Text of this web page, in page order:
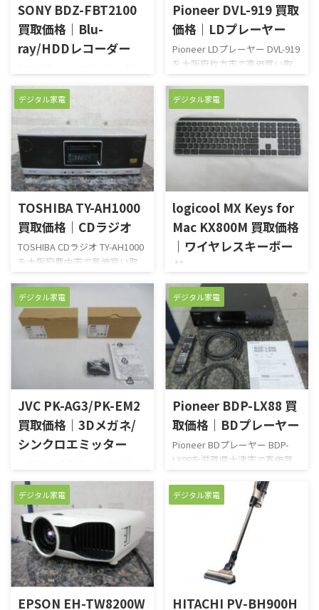
SONY BDZ-FBT2100
買取価格｜Blu-
ray/HDDレコーダー
BDZ-FBT2100を神奈川県秦野
市で高価買い取りさせていた
だきました。賢い3つの録画機
能により録画を逃すことな
く、またフォーカスしたもの
を自動で録画できる優れもの
のレコーダーです。4Kチュー
ナー内蔵で最大3番組同時録画
が可能なので、録画したい番組
2TBの内臓HDDで大容量です。
他に4TBと6TBのモデルを販売
しています。昨年購入したもの
できる機能のものの方が自分
のライフスタイルにはあってい
ると感じそちらに ...
Pioneer DVL-919 買取
価格｜LDプレーヤー
Pioneer LDプレーヤー DVL-919
を大阪府枚方市で高価買い取
りさせていただきました。
DVD、CDも再生可能なLDプレ
ーヤーで、LDの両面自動再生
も行える機種です。パイオニア
からは数多くのLDプレーヤー
が発売され高級機も数多く輩
験、技術が詰まっているので安
圧倒しています。今回は使用さ
れずに押し入れに眠っていたも
のを査定してほしいとお電話
いただきました。LDは現地に
ないということなので簡単に
動作確認できるものを持参さ
せていただきました。問題な
く動作 ...
デジタル家電
TOSHIBA TY-AH1000
買取価格｜CDラジオ
TOSHIBA CDラジオ TY-AH1000
を大阪府豊中市で高価買い取
りさせていただきました。東
芝製のハイレゾ対応のCDラジ
オです。CD再生、FM/AMラジ
オのほかにブルートゥース接
続、USB入力、SDカードでの
再生もできるオールインワンタ
イプで、操作性の容易さから高
齢の方でも扱いやすい商品と
レックスブランドとして販売
されたものなのでオーディオフ
ァンの方も盛り上がりまし
たが、今はスマホ一台で完結
してしまい、ほとんど使用す
る機会がなくなってしまったの
で ...
デジタル家電
logicool MX Keys for
Mac KX800M 買取価格
｜ワイヤレスキーボー
ド
logicool ワイヤレスキーボード
MX Keys for Mac KX800Mを京
都市で高価買い取りさせてい
ただきました。Macのパソコン
に合うデザインと最長5ヵ月と
バッテリー容量が多く使い勝
手のよいワイヤレスキーボー
ドです。小型で軽量なので、持
ち運びの際にも便利です。球状
にくぼんだキーをしているの
で、指先にフィットしスムーズ
なタイピングを実現します。購
たので買取してほしいとご依
頼いただき元箱ありの未使用
品だったため精一杯のお値段
をつけさせていただきまし
た。お売りいただき、 ...
デジタル家電
JVC PK-AG3/PK-EM2
買取価格｜3Dメガネ/
シンクロエミッター
ター PK-AG3/PK-EM2を愛知県
大府市で高価買い取りさせて
いただきました。JVCの3Dプロ
ジェクター使用時に装着すると
3D映像を楽しむことが出来る
メガネとシンクロエミッターで
す。プロジェクターとセットで
購入されたそうですが、3Ｄ映
像は見ていて疲れるという情
デジタル家電
Pioneer BDP-LX88 買
取価格｜BDプレーヤー
Pioneer BDプレーヤー BDP-
LX88を滋賀県大津市で高価買
い取りさせていただきまし
た。ホームシアターシステム
として少しいいプレーヤーを
とこの商品を購入されたそう
です。YouTubeやその他サブス
クで見れるネットフリックス
やアマゾンプライムビデオな
ども視聴できるので丁度よか
デジタル家電
EPSON EH-TW8200W
デジタル家電
HITACHI PV-BH900H